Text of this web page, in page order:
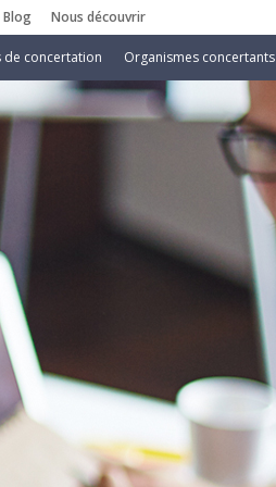
Blog Nous découvrir
de concertation
Organismes concertants